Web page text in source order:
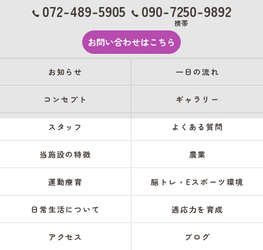
072-489-5905 090-7250-9892
携帯
お問い合わせはこちら
お知らせ 一日の流れ
コンセプト ギャラリー
スタッフ よくある質問
当施設の特徴 農業
運動療育 脳トレ・Eスポーツ環境
日常生活について 適応力を育成
アクセス ブログ